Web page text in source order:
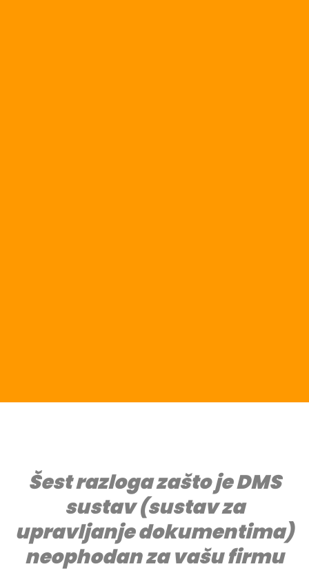
Šest razloga zašto je DMS
sustav (sustav za
upravljanje dokumentima)
neophodan za vašu firmu